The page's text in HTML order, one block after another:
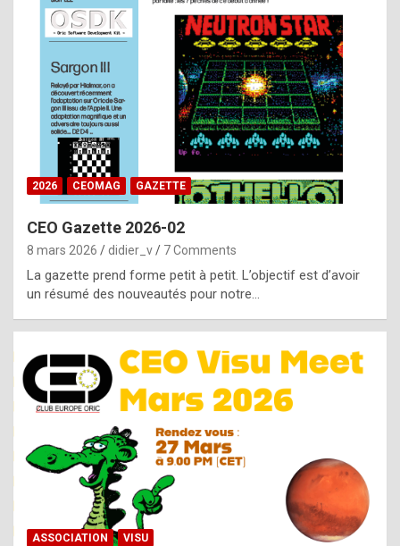
m
m
a
y
b
e
b
y
g
e
n
u
i
n
e
R
o
2026 CEOMAG GAZETTE
CEO Gazette 2026-02
8 mars 2026 didier_v 7 Comments
La gazette prend forme petit à petit. L’objectif est d’avoir
un résumé des nouveautés pour notre…
ASSOCIATION VISU